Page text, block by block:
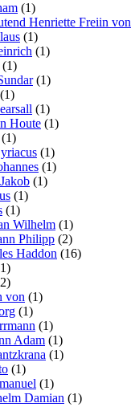
(1)
Henriette Freiin von
(1)
(1)
(1)
(1)
(1)
(1)
Houte (1)
(1)
(1)
(1)
(1)
(1)
(1)
Wilhelm (1)
Philipp (2)
Haddon (16)
von (1)
(1)
(1)
Adam (1)
(1)
(1)
(1)
Damian (1)